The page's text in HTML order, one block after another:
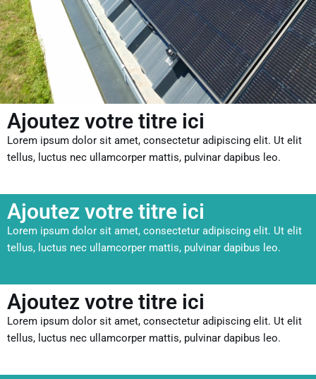
Ajoutez votre titre ici
Lorem ipsum dolor sit amet, consectetur adipiscing elit. Ut elit
tellus, luctus nec ullamcorper mattis, pulvinar dapibus leo.
Ajoutez votre titre ici
Lorem ipsum dolor sit amet, consectetur adipiscing elit. Ut elit
tellus, luctus nec ullamcorper mattis, pulvinar dapibus leo.
Ajoutez votre titre ici
Lorem ipsum dolor sit amet, consectetur adipiscing elit. Ut elit
tellus, luctus nec ullamcorper mattis, pulvinar dapibus leo.